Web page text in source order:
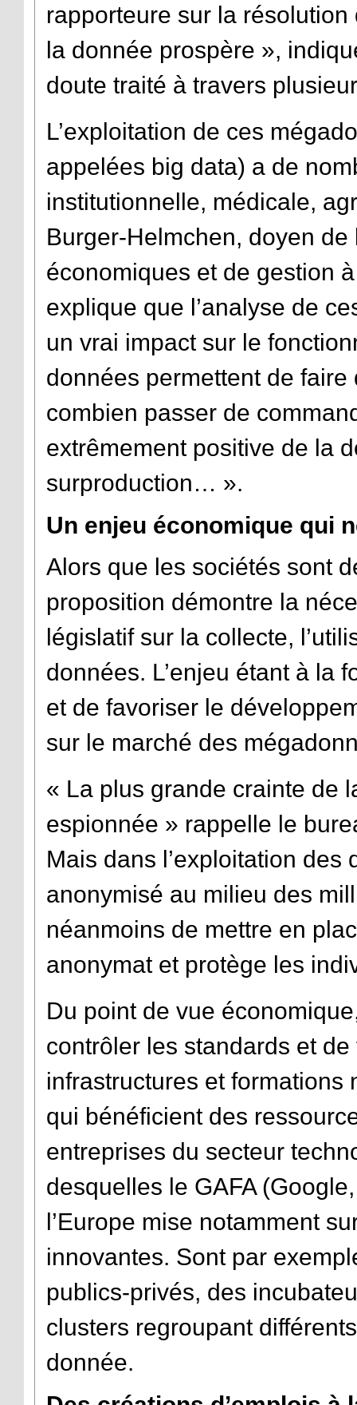
rapporteure sur la résolution
la donnée prospère »,
doute traité à travers
L’exploitation de ces
appelées big data) a de
institutionnelle, médicale,
Burger-Helmchen, doyen
économiques et de gestion
explique que l’analyse de
un vrai impact sur le
données permettent de
combien passer de
extrêmement positive de la
surproduction… ».
Un enjeu économique qui
Alors que les sociétés sont
proposition démontre la
législatif sur la collecte,
données. L’enjeu étant à la
et de favoriser le
sur le marché des
« La plus grande crainte de
espionnée » rappelle le
Mais dans l’exploitation des
anonymisé au milieu des
néanmoins de mettre en
anonymat et protège les
Du point de vue
contrôler les standards et
infrastructures et formations
qui bénéficient des
entreprises du secteur
desquelles le GAFA
l’Europe mise notamment
innovantes. Sont par
publics-privés, des
clusters regroupant
donnée.